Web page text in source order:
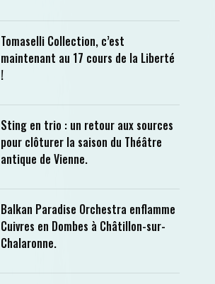
Tomaselli Collection, c’est
maintenant au 17 cours de la Liberté
!
Sting en trio : un retour aux sources
pour clôturer la saison du Théâtre
antique de Vienne.
Balkan Paradise Orchestra enflamme
Cuivres en Dombes à Châtillon-sur-
Chalaronne.